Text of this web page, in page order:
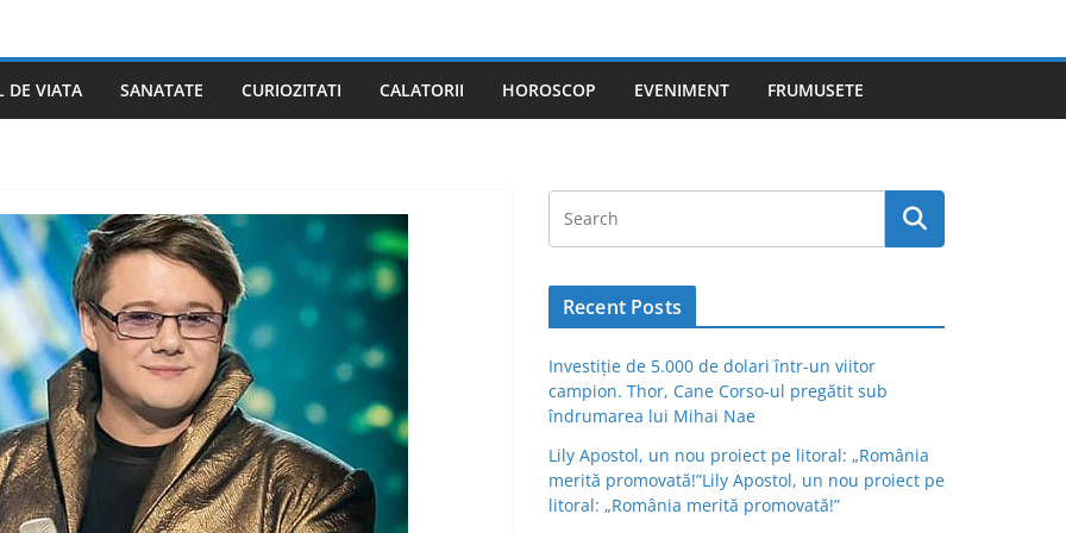
DE VIATA SANATATE CURIOZITATI CALATORII HOROSCOP EVENIMENT FRUMUSETE
Recent Posts
Investiție de 5.000 de dolari într-un viitor
campion. Thor, Cane Corso-ul pregătit sub
îndrumarea lui Mihai Nae
Lily Apostol, un nou proiect pe litoral: „România
merită promovată!”Lily Apostol, un nou proiect pe
litoral: „România merită promovată!”